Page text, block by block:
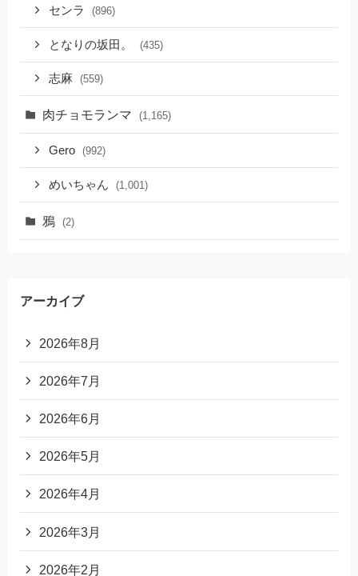
センラ (896)
となりの坂田。 (435)
志麻 (559)
肉チョモランマ (1,165)
Gero (992)
めいちゃん (1,001)
鴉 (2)
アーカイブ
2026年8月
2026年7月
2026年6月
2026年5月
2026年4月
2026年3月
2026年2月